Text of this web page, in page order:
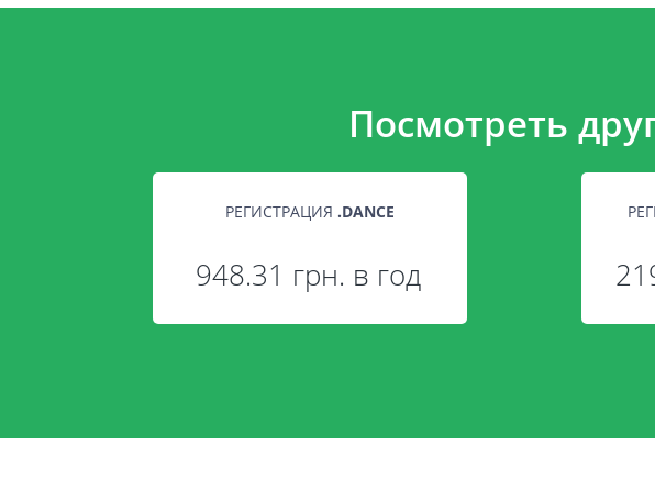
Посмотреть
РЕГИСТРАЦИЯ .DANCE
948.31 грн. в год